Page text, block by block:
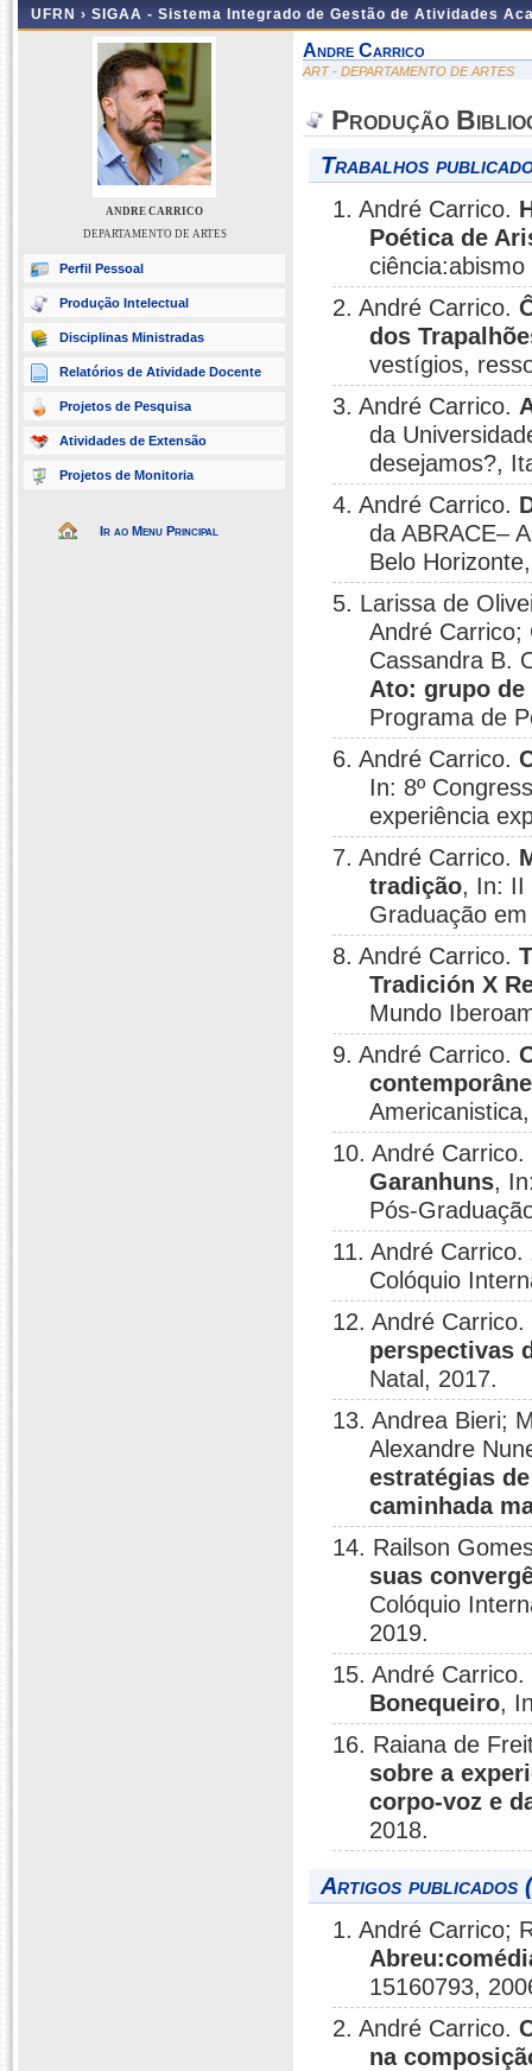
UFRN › SIGAA - Sistema Integrado de Gestão de Atividades
ANDRE CARRICO
DEPARTAMENTO DE ARTES
Perfil Pessoal
Produção Intelectual
Disciplinas Ministradas
Relatórios de Atividade Docente
Projetos de Pesquisa
Atividades de Extensão
Projetos de Monitoria
Ir ao Menu Principal
Andre Carrico
ART - DEPARTAMENTO DE ARTES
Produção
Trabalhos
1. André Carrico.
Poética de
2. André Carrico.
dos
vestígios,
3. André Carrico.
da
desejamos?,
4. André Carrico.
da ABRACE–
Belo
5. Larissa de
André Carrico;
Cassandra B.
Ato: grupo
Programa de
6. André Carrico.
In: 8º
experiência
7. André Carrico.
tradição, In: II
Graduação
8. André Carrico.
Tradición X
Mundo
9. André Carrico.
10. André Carrico.
Garanhuns,
Pós-
11. André Carrico.
Colóquio
12. André Carrico.
perspectivas
Natal, 2017.
13. Andrea Bieri;
Alexandre
estratégias
caminhada
14. Railson
suas
Colóquio
2019.
15. André Carrico.
Bonequeiro,
16. Raiana de
sobre a
corpo-voz e
2018.
Artigos publicados
1. André Carrico;
15160793,
2. André Carrico.
na